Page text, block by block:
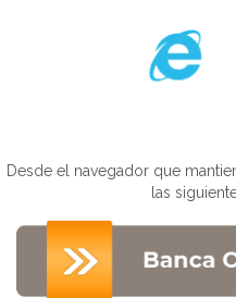
Desde el navegador que
las